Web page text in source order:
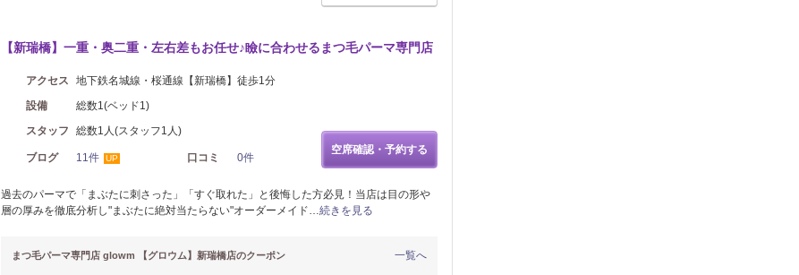
【新瑞橋】一重・奥二重・左右差もお任せ♪瞼に合わせるまつ毛パーマ専門店
アクセス
地下鉄名城線・桜通線【新瑞橋】徒歩1分
設備
総数1(ベッド1)
スタッフ
総数1人(スタッフ1人)
ブログ 11件 UP 口コミ 0件
空席確認・予約する
過去のパーマで「まぶたに刺さった」「すぐ取れた」と後悔した方必見！当店は目の形や
層の厚みを徹底分析し"まぶたに絶対当たらない"オーダーメイド…続きを見る
一覧へ
まつ毛パーマ専門店 glowm 【グロウム】新瑞橋店のクーポン